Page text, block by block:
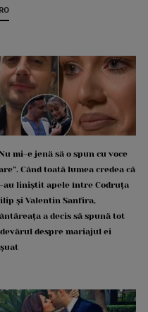
mi-e jenă să o spun cu voce
Când toată lumea credea că
au liniștit apele între Codruța
și Valentin Sanfira,
a decis să spună tot
despre mariajul ei